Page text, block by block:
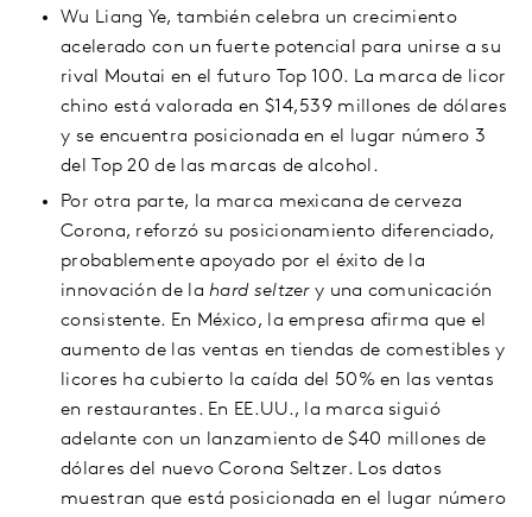
Wu Liang Ye, también celebra un crecimiento
acelerado con un fuerte potencial para unirse a su
rival Moutai en el futuro Top 100. La marca de licor
chino está valorada en $14,539 millones de dólares
y se encuentra posicionada en el lugar número 3
del Top 20 de las marcas de alcohol.
Por otra parte, la marca mexicana de cerveza
Corona, reforzó su posicionamiento diferenciado,
probablemente apoyado por el éxito de la
innovación de la hard seltzery una comunicación
consistente. En México, la empresa afirma que el
aumento de las ventas en tiendas de comestibles y
licores ha cubierto la caída del 50% en las ventas
en restaurantes. En EE.UU., la marca siguió
adelante con un lanzamiento de $40 millones de
dólares del nuevo Corona Seltzer. Los datos
muestran que está posicionada en el lugar número